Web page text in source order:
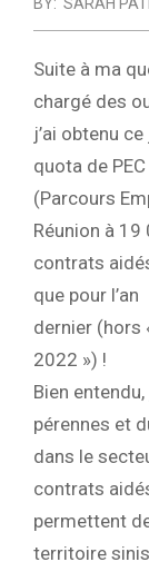
Suite à ma
chargé des
j’ai obtenu
quota de PEC
(Parcours
Réunion à 19
contrats
que pour l’an
dernier (hors
2022 ») !
Bien
pérennes et
dans le
contrats
permettent
territoire